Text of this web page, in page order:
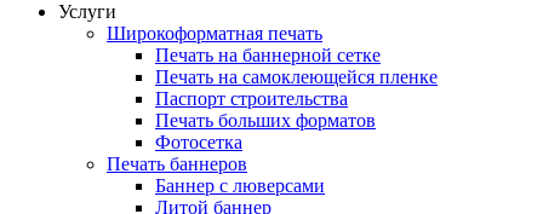
Услуги
Широкоформатная печать
Печать на баннерной сетке
Печать на самоклеющейся пленке
Паспорт строительства
Печать больших форматов
Фотосетка
Печать баннеров
Баннер с люверсами
Литой баннер